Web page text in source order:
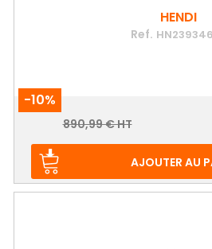
HENDI
Ref.
-10%
Prix
Prix
890,99 € HT
AJOUTER AU